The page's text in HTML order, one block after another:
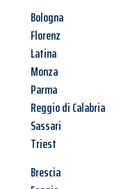
Bologna
Florenz
Latina
Monza
Parma
Reggio di Calabria
Sassari
Triest
Brescia